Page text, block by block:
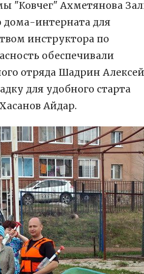
Ахметянова
интерната для
инструктора по
обеспечивали
отряда Шадрин
для удобного старта
Айдар.